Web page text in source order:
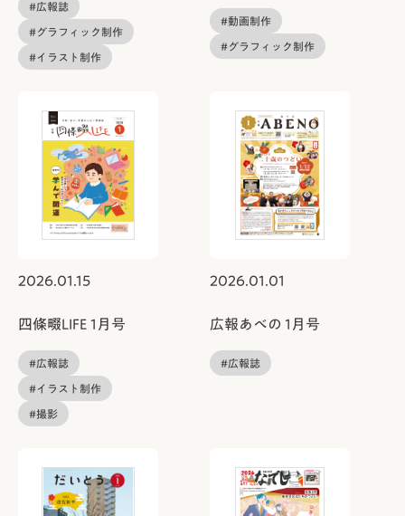
#広報誌
#グラフィック制作
#イラスト制作
#動画制作
#グラフィック制作
2026.01.15
四條畷LIFE 1月号
#広報誌
#イラスト制作
#撮影
2026.01.01
広報あべの 1月号
#広報誌